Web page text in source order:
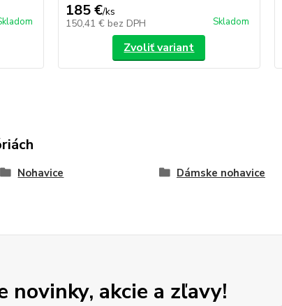
185 €/ks
150,41 € bez DPH Skladom
Zvoliť variant
Nohavice Dámske nohavice
novinky, akcie a zľavy!